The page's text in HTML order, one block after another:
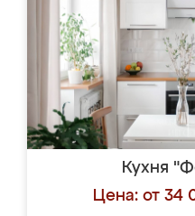
Кухня
Цена: от 34